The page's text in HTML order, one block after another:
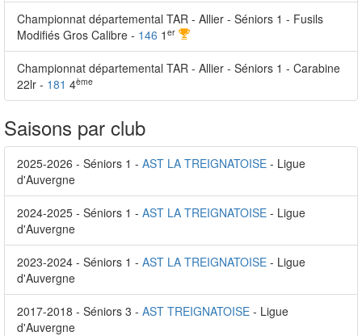
Championnat départemental TAR - Allier - Séniors 1 - Fusils
Modifiés Gros Calibre - 146 1 er
Championnat départemental TAR - Allier - Séniors 1 - Carabine
22lr - 181 4ème
Saisons par club
2025-2026 - Séniors 1 - AST LA TREIGNATOISE - Ligue
d'Auvergne
2024-2025 - Séniors 1 - AST LA TREIGNATOISE - Ligue
d'Auvergne
2023-2024 - Séniors 1 - AST LA TREIGNATOISE - Ligue
d'Auvergne
2017-2018 - Séniors 3 - AST TREIGNATOISE - Ligue
d'Auvergne